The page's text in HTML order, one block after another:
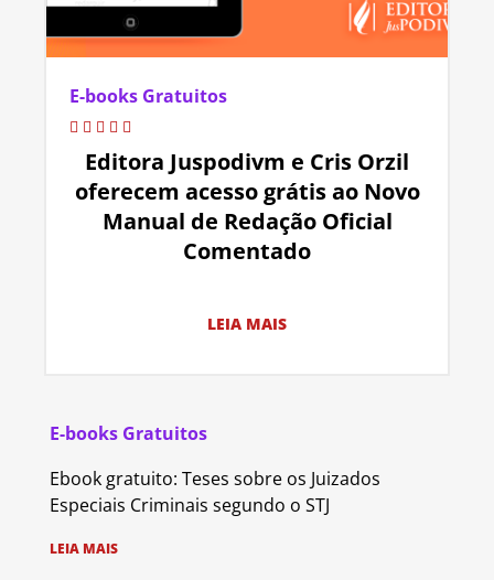
E-books Gratuitos
Editora Juspodivm e Cris Orzil
oferecem acesso grátis ao Novo
Manual de Redação Oficial
Comentado
LEIA MAIS
E-books Gratuitos
Ebook gratuito: Teses sobre os Juizados
Especiais Criminais segundo o STJ
LEIA MAIS